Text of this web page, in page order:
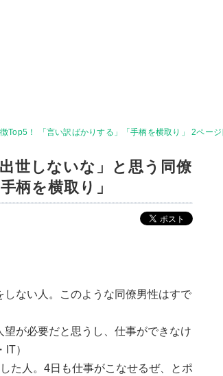
Top5！ 「言い訳ばかりする」「手柄を横取り」 2ペー
世しないな」と思う同僚
柄を横取り」
しない人。このような同僚男性はすで
望が必要だと思うし、仕事ができなけ
）
た人。4日も仕事がこなせるぜ、とポ